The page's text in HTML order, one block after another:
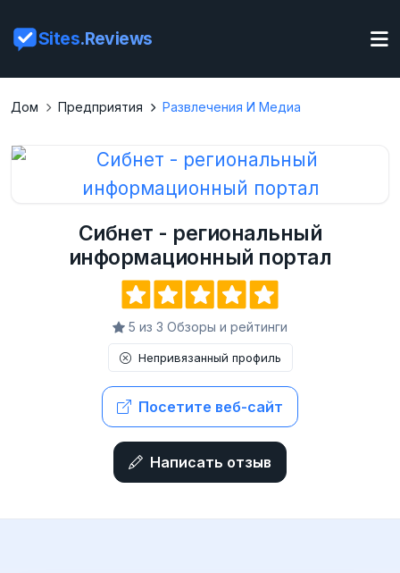
Sites.Reviews
Дом Предприятия Развлечения И Медиа
Сибнет - региональный
информационный портал
5 из 3 Обзоры и рейтинги
Непривязанный профиль
Посетите веб-сайт
Написать отзыв